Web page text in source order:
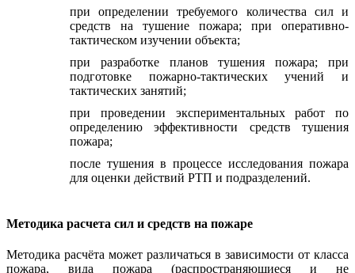
при определении требуемого количества сил и
средств на тушение пожара; при оперативно-
тактическом изучении объекта;
при разработке планов тушения пожара; при
подготовке пожарно-тактических учений и
тактических занятий;
при проведении экспериментальных работ по
определению эффективности средств тушения
пожара;
после тушения в процессе исследования пожара
для оценки действий РТП и подразделений.
Методика расчета сил и средств на пожаре
Методика расчёта может различаться в зависимости от класса
пожара, вида пожара (распространяющиеся и не